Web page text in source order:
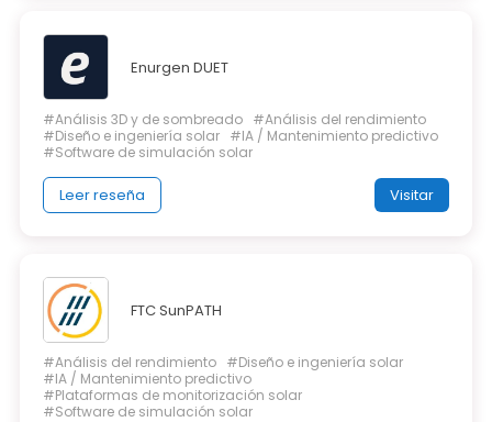
Enurgen DUET
#Análisis 3D y de sombreado #Análisis del rendimiento
#Diseño e ingeniería solar #IA / Mantenimiento predictivo
#Software de simulación solar
Leer reseña Visitar
FTC SunPATH
#Análisis del rendimiento #Diseño e ingeniería solar
#IA / Mantenimiento predictivo
#Plataformas de monitorización solar
#Software de simulación solar